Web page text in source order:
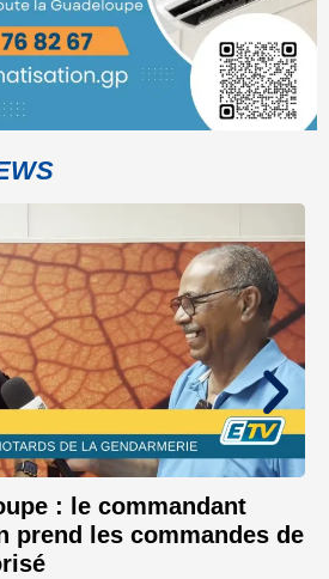
: le commandant
prend les commandes de